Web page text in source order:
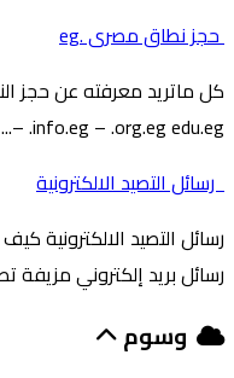
حجز نطاق مصرى .eg
– .info.eg – .org.eg edu.eg...
رسائل التصيد الالكترونية
رسائل التصيد الالكترونية
رسائل بريد إلكتروني مزيفة
وسوم